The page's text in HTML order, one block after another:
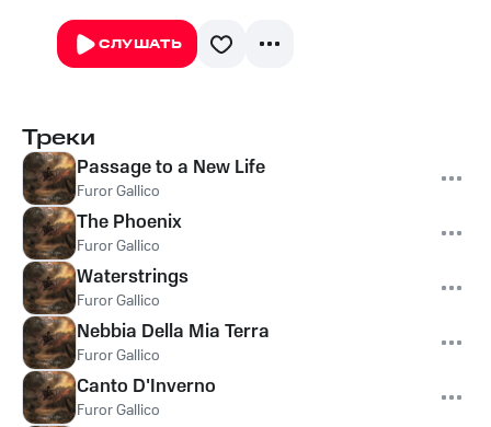
СЛУШАТЬ
Треки
Passage to a New Life
Furor Gallico
The Phoenix
Furor Gallico
Waterstrings
Furor Gallico
Nebbia Della Mia Terra
Furor Gallico
Canto D'Inverno
Furor Gallico